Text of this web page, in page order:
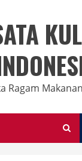
Ragam